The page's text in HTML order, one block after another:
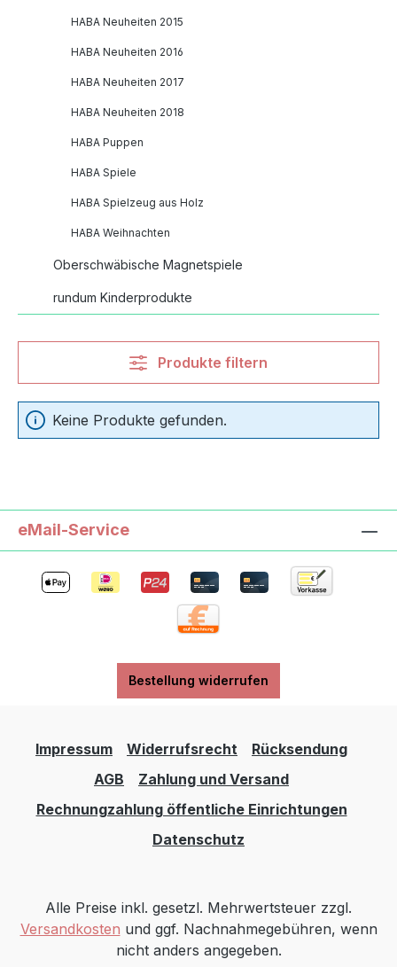
HABA Neuheiten 2015
HABA Neuheiten 2016
HABA Neuheiten 2017
HABA Neuheiten 2018
HABA Puppen
HABA Spiele
HABA Spielzeug aus Holz
HABA Weihnachten
Oberschwäbische Magnetspiele
rundum Kinderprodukte
Produkte filtern
Keine Produkte gefunden.
eMail-Service
Bestellung widerrufen
Impressum Widerrufsrecht
Rücksendung
AGB
Zahlung und Versand
Rechnungzahlung öffentliche Einrichtungen
Datenschutz
Alle Preise inkl. gesetzl. Mehrwertsteuer zzgl.
Versandkosten und ggf. Nachnahmegebühren, wenn
nicht anders angegeben.